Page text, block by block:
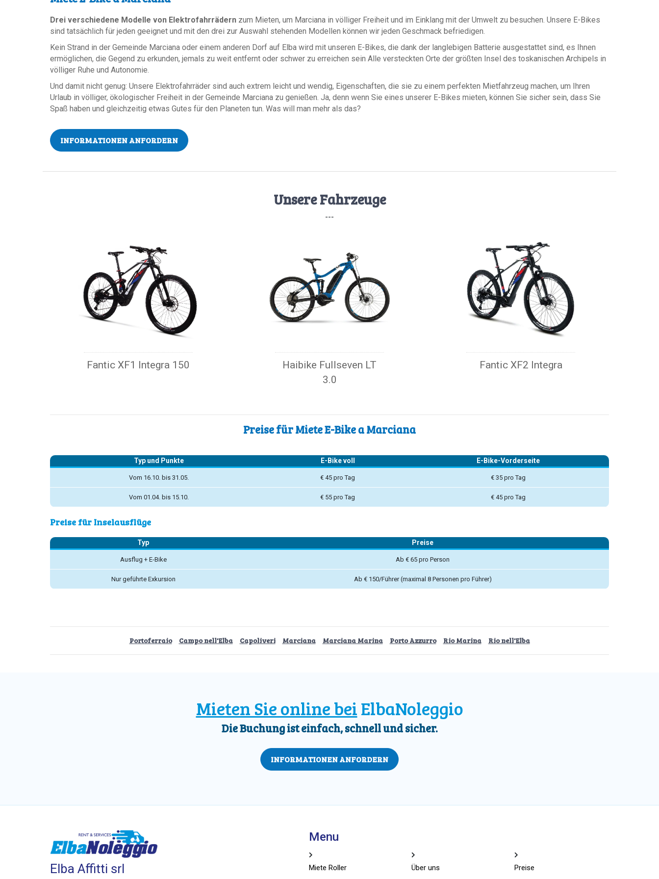
Drei verschiedene Modelle von Elektrofahrrädern zum Mieten, um Marciana in völliger Freiheit und im Einklang mit der Umwelt zu besuchen. Unsere E-Bikes
sind tatsächlich für jeden geeignet und mit den drei zur Auswahl stehenden Modellen können wir jeden Geschmack befriedigen.
Kein Strand in der Gemeinde Marciana oder einem anderen Dorf auf Elba wird mit unseren E-Bikes, die dank der langlebigen Batterie ausgestattet sind, es Ihnen
ermöglichen, die Gegend zu erkunden, jemals zu weit entfernt oder schwer zu erreichen sein Alle versteckten Orte der größten Insel des toskanischen Archipels in
völliger Ruhe und Autonomie.
Und damit nicht genug: Unsere Elektrofahrräder sind auch extrem leicht und wendig, Eigenschaften, die sie zu einem perfekten Mietfahrzeug machen, um Ihren
Urlaub in völliger, ökologischer Freiheit in der Gemeinde Marciana zu genießen. Ja, denn wenn Sie eines unserer E-Bikes mieten, können Sie sicher sein, dass Sie
Spaß haben und gleichzeitig etwas Gutes für den Planeten tun. Was will man mehr als das?
INFORMATIONEN ANFORDERN
Unsere Fahrzeuge
---
Fantic XF1 Integra 150
Haibike Fullseven LT
3.0
Fantic XF2 Integra
Preise für Miete E-Bike a Marciana
Typ und Punkte E-Bike voll E-Bike-Vorderseite
Vom 16.10. bis 31.05. € 45 pro Tag € 35 pro Tag
Vom 01.04. bis 15.10. € 55 pro Tag € 45 pro Tag
Preise für Inselausflüge
Typ Preise
Ausflug + E-Bike Ab € 65 pro Person
Nur geführte Exkursion Ab € 150/Führer (maximal 8 Personen pro Führer)
Portoferraio Campo nell'Elba Capoliveri Marciana Marciana Marina Porto Azzurro Rio Marina Rio nell'Elba
Mieten Sie online beiElbaNoleggio
Die Buchung ist einfach, schnell und sicher.
INFORMATIONEN ANFORDERN
Elba Affitti srl
Menu
Miete Roller Über uns Preise